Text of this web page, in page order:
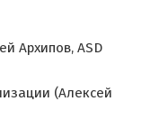
Архипов, ASD
(Алексей